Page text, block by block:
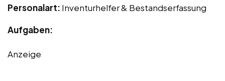
Personalart: Inventurhelfer & Bestandserfassung
Aufgaben:
Anzeige